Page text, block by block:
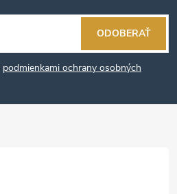
podmienkami ochrany osobných
ODOBERAŤ